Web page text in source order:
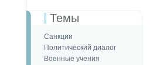
Темы
Санкции
Политический диалог
Военные учения